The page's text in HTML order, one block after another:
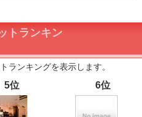
トランキン
ランキングを表示します。
5位 6位